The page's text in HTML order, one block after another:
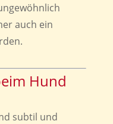
auch ein
Hund
subtil und